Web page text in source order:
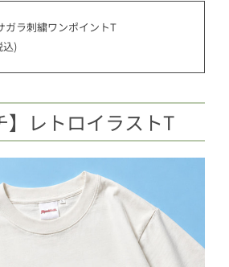
ガラ刺繍ワンポイントT
込)
】レトロイラストT